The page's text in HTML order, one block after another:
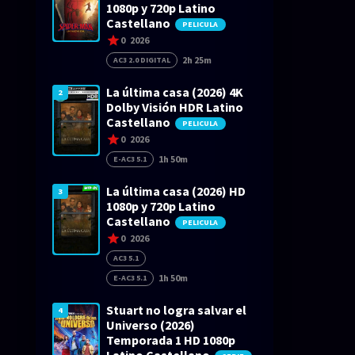
1080p y 720p Latino
Castellano
PELICULA
0 2026
AC3 2.0 DIGITAL 2h 25m
2
La última casa (2026) 4K
Dolby Visión HDR Latino
Castellano
PELICULA
0 2026
E-AC3 5.1 1h 50m
3
La última casa (2026) HD
1080p y 720p Latino
Castellano
PELICULA
0 2026
AC3 5.1
E-AC3 5.1
1h 50m
4
Stuart no logra salvar el
Universo (2026)
Temporada 1 HD 1080p